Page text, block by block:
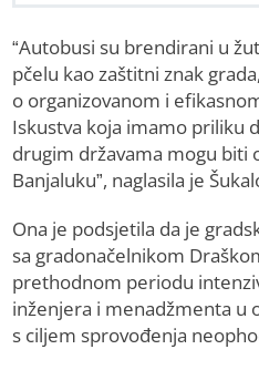
“Autobusi su brendirani u
pčelu kao zaštitni znak
o organizovanom i
Iskustva koja imamo priliku
drugim državama mogu biti
Banjaluku”, naglasila je
Ona je podsjetila da je
sa gradonačelnikom
prethodnom periodu
inženjera i menadžmenta u
s ciljem sprovođenja